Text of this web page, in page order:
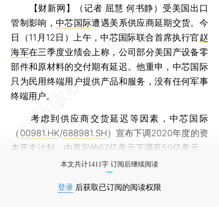
【财新网】（记者 屈慧 何书静） 受美国出口
管制影响， 中芯国际遭遇美系供应商延期交货。今
日（11月12日）上午，中芯国际联合首席执行官赵
海军在三季度业绩会上称，公司部分美国产设备零
部件和原材料的交付期有延迟。他重申，中芯国际
只为民用终端用户提供产品和服务，没有任何军事
终端用户。
考虑到供应商交货延迟等因素，中芯国际
（ 00981.HK/688981.SH）宣布下调2020年度的资
本开支计划，由原定的67亿美元下调至59亿美元。
本文共计1411字 订阅后继续阅读
登录 后获取已订阅的阅读权限